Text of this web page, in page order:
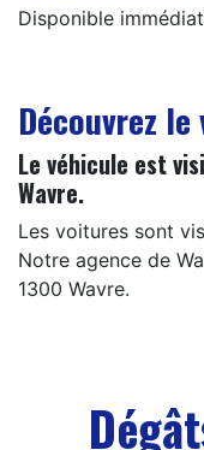
Disponible
Découvrez
Le véhicule est
Wavre.
Les voitures sont
Notre agence de
1300 Wavre.